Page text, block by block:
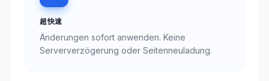
超快速
Änderungen sofort anwenden. Keine
Serververzögerung oder Seitenneuladung.